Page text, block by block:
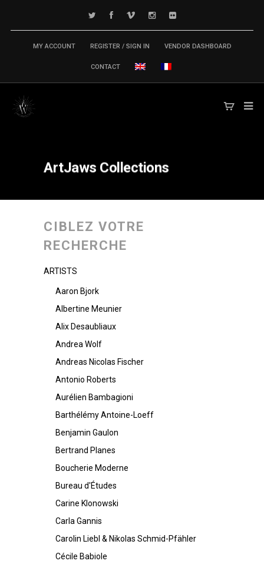
MY ACCOUNT REGISTER / SIGN IN VENDOR DASHBOARD
CONTACT
ArtJaws Collections
CIBLEZ VOTRE
RECHERCHE
ARTISTS
Aaron Bjork
Albertine Meunier
Alix Desaubliaux
Andrea Wolf
Andreas Nicolas Fischer
Antonio Roberts
Aurélien Bambagioni
Barthélémy Antoine-Loeff
Benjamin Gaulon
Bertrand Planes
Boucherie Moderne
Bureau d'Études
Carine Klonowski
Carla Gannis
Carolin Liebl & Nikolas Schmid-Pfähler
Cécile Babiole